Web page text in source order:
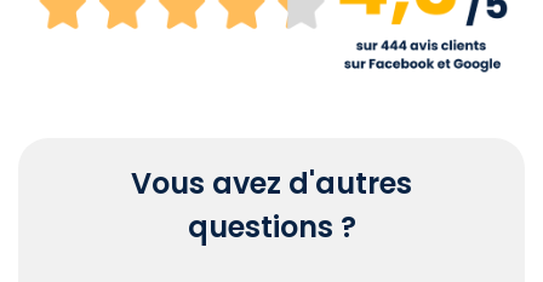
Vous avez d'autres
questions ?